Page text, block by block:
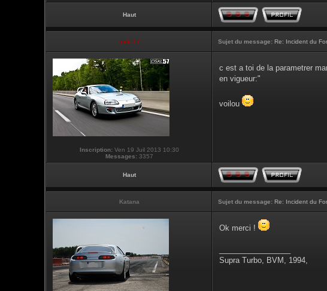
Haut
touti-17 Sujet du message: Re: Incident du
Inscription:Ven 19 Juil 2013 10:30
Messages:3357
c est a toi de la parametrer
en vigueur:"
voilou
Haut
Katana Sujet du message: Re: Incident du
Ok merci !
Supra Turbo, BVM, 1994,